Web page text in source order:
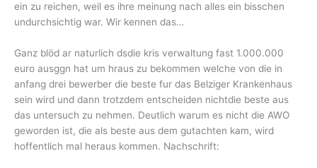
ein zu reichen, weil es ihre meinung nach alles ein bisschen
undurchsichtig war. Wir kennen das…
Ganz blöd ar naturlich dsdie kris verwaltung fast 1.000.000
euro ausggn hat um hraus zu bekommen welche von die in
anfang drei bewerber die beste fur das Belziger Krankenhaus
sein wird und dann trotzdem entscheiden nichtdie beste aus
das untersuch zu nehmen. Deutlich warum es nicht die AWO
geworden ist, die als beste aus dem gutachten kam, wird
hoffentlich mal heraus kommen. Nachschrift: